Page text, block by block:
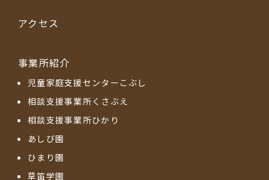
アクセス
事業所紹介
児童家庭支援センターこぶし
相談支援事業所くさぶえ
相談支援事業所ひかり
あしび園
ひまり園
草笛学園